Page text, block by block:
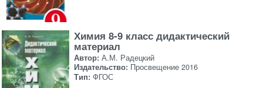
Химия 8-9 класс дидактический
материал
Автор: А.М. Радецкий
Издательство: Просвещение 2016
Тип: ФГОС